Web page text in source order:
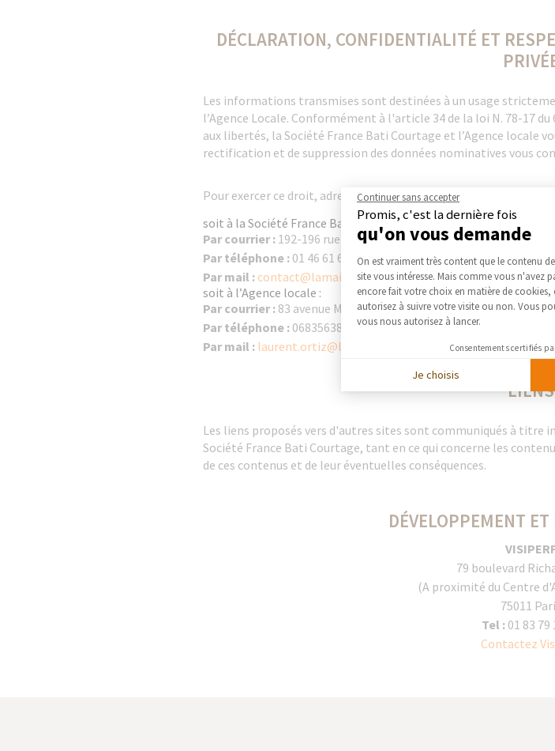
DÉCLARATION, CONFIDENTIALITÉ ET
Les informations transmises sont destinées à un usage
l’Agence Locale. Conformément à l'article 34 de la loi N. 78-17
aux libertés, la Société France Bati Courtage et l’Agence locale
rectification et de suppression des données nominatives vous
Pour exercer ce droit, adressez-vous :
soit à la Société France Bati Courtage :
Par courrier : 192-196 rue Houdan 92 330 Sceaux
Par téléphone : 01 46 61 61 61
Par mail : contact@lamaisondestravaux.com
soit à l’Agence locale :
Par courrier : 83 avenue Marc Urtin
Par téléphone : 0683563873
Par mail : laurent.ortiz@lamaisondestravaux.com
LIENS
Les liens proposés vers d'autres sites sont communiqués à
Société France Bati Courtage, tant en ce qui concerne les
de ces contenus et de leur éventuelles conséquences.
DÉVELOPPEMENT
79 boulevard
(A proximité du Centre
75011
Tel :01 83 79
Contactez
Continuer sans accepter
Promis, c'est la dernière fois
qu'on vous demande
Plateforme de Gestion
On est vraiment très content que le contenu
site vous intéresse. Mais comme vous n'avez
encore fait votre choix en matière de cookies,
autorisez à suivre votre visite ou non. Vous
vous nous autorisez à lancer.
Consentements certifiés
Je choisis
Axeptio